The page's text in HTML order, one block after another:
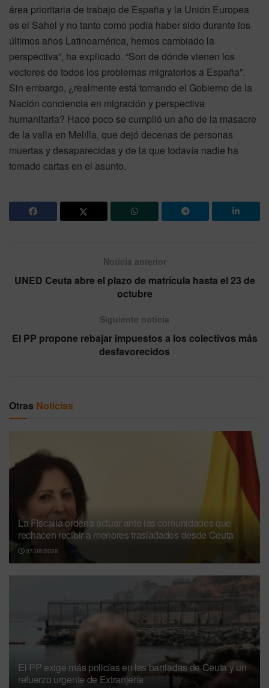
área prioritaria de trabajo de España y la Unión Europea
es el Sahel y no tanto como podía haber sido durante los
últimos años Latinoamérica, hemos cambiado la
perspectiva”, ha explicado. “Son de dónde vienen los
vectores de todos los problemas migratorios a España”.
Sin embargo, ¿realmente está tomando el Gobierno de la
Nación conciencia en migración y perspectiva
humanitaria? Hace poco se cumplió un año de la masacre
de la valla en Melilla, que dejó decenas de personas
muertas y desaparecidas y de la que todavía nadie ha
tomado cartas en el asunto.
Noticia anterior
UNED Ceuta abre el plazo de matrícula hasta el 23 de
octubre
Siguiente noticia
El PP propone rebajar impuestos a los colectivos más
desfavorecidos
Otras Noticias
La Fiscalía ordena actuar ante las comunidades que
rechacen recibir a menores trasladados desde Ceuta
07/08/2026
El PP exige más policías en las barriadas de Ceuta y un
refuerzo urgente de Extranjería